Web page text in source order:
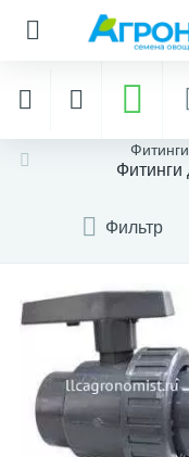
Фитинги
Фильтр